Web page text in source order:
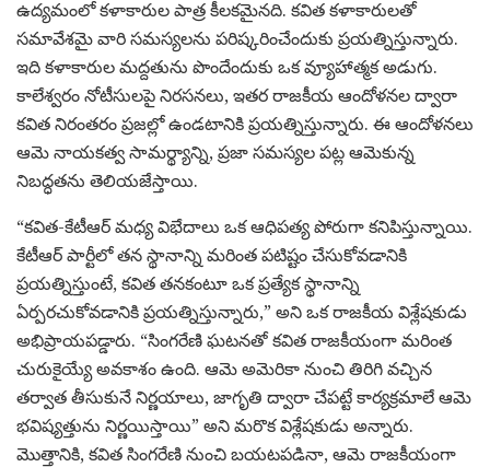
ఉద్యమంలో కళాకారుల పాత్ర కీలకమైనది. కవిత కళాకారులతో
సమావేశమై వారి సమస్యలను పరిష్కరించేందుకు ప్రయత్నిస్తున్నారు.
ఇది కళాకారుల మద్దతును పొందేందుకు ఒక వ్యూహాత్మక అడుగు.
కాలేశ్వరం నోటీసులపై నిరసనలు, ఇతర రాజకీయ ఆందోళనల ద్వారా
కవిత నిరంతరం ప్రజల్లో ఉండటానికి ప్రయత్నిస్తున్నారు. ఈ ఆందోళనలు
ఆమె నాయకత్వ సామర్థ్యాన్ని, ప్రజా సమస్యల పట్ల ఆమెకున్న
నిబద్ధతను తెలియజేస్తాయి.
“కవిత-కేటీఆర్ మధ్య విభేదాలు ఒక ఆధిపత్య పోరుగా కనిపిస్తున్నాయి.
కేటీఆర్ పార్టీలో తన స్థానాన్ని మరింత పటిష్టం చేసుకోవడానికి
ప్రయత్నిస్తుంటే, కవిత తనకంటూ ఒక ప్రత్యేక స్థానాన్ని
ఏర్పరచుకోవడానికి ప్రయత్నిస్తున్నారు,” అని ఒక రాజకీయ విశ్లేషకుడు
అభిప్రాయపడ్డారు. “సింగరేణి ఘటనతో కవిత రాజకీయంగా మరింత
చురుకైయ్యే అవకాశం ఉంది. ఆమె అమెరికా నుంచి తిరిగి వచ్చిన
తర్వాత తీసుకునే నిర్ణయాలు, జాగృతి ద్వారా చేపట్టే కార్యక్రమాలే ఆమె
భవిష్యత్తును నిర్ణయిస్తాయి” అని మరొక విశ్లేషకుడు అన్నారు.
మొత్తానికి, కవిత సింగరేణి నుంచి బయటపడినా, ఆమె రాజకీయంగా